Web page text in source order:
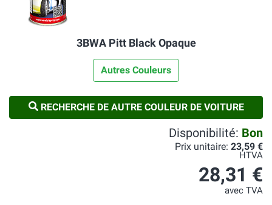
3BWA Pitt Black Opaque
Autres Couleurs
RECHERCHE DE AUTRE COULEUR DE VOITURE
Disponibilité: Bon
Prix unitaire: 23,59 €
HTVA
28,31 €
avec TVA